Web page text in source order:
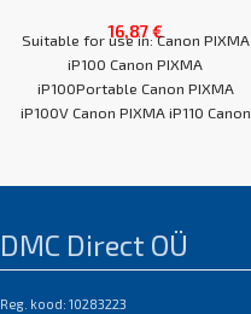
16,87€
Suitable for use in: Canon PIXMA
iP100 Canon PIXMA
iP100Portable Canon PIXMA
iP100V Canon PIXMA iP110 Canon
DMC Direct OÜ
Reg. kood: 10283223